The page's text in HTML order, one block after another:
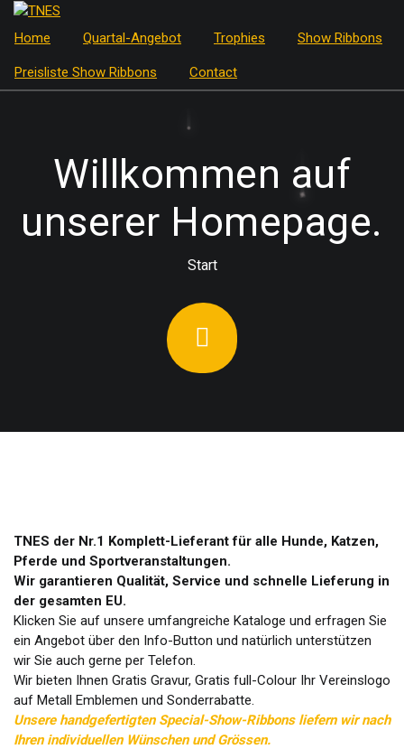
Zum
Inhalt
springen
Home Quartal-Angebot Trophies Show Ribbons
Preisliste Show Ribbons Contact
Willkommen auf
unserer Homepage.
Start
TNES der Nr.1 Komplett-Lieferant für alle Hunde, Katzen,
Pferde und Sportveranstaltungen.
Wir garantieren Qualität, Service und schnelle Lieferung in
der gesamten EU.
Klicken Sie auf unsere umfangreiche Kataloge und erfragen Sie
ein Angebot über den Info-Button und natürlich unterstützen
wir Sie auch gerne per Telefon.
Wir bieten Ihnen Gratis Gravur, Gratis full-Colour Ihr Vereinslogo
auf Metall Emblemen und Sonderrabatte.
Unsere handgefertigten Special-Show-Ribbons liefern wir nach
Ihren individuellen Wünschen und Grössen.